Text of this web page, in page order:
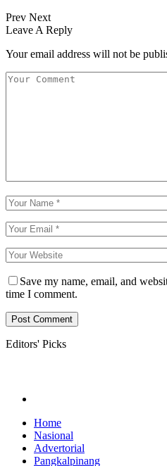
Prev Next
Leave A Reply
Your email address will not be
Save my name, email, and
time I comment.
Editors' Picks
Home
Nasional
Advertorial
Pangkalpinang